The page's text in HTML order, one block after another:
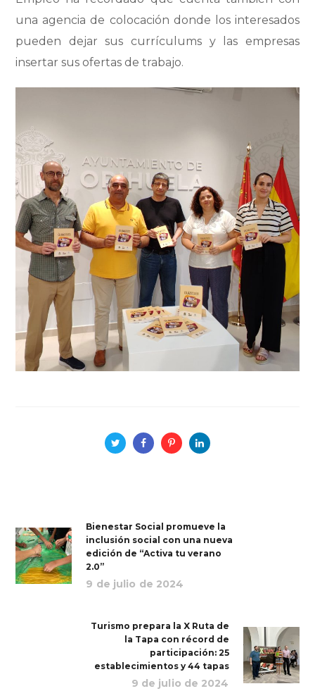
una agencia de colocación donde los interesados
pueden dejar sus currículums y las empresas
insertar sus ofertas de trabajo.
Bienestar Social promueve la
inclusión social con una nueva
edición de “Activa tu verano
2.0”
9 de julio de 2024
Turismo prepara la X Ruta de
la Tapa con récord de
participación: 25
establecimientos y 44 tapas
9 de julio de 2024